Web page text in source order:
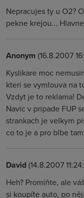
Nepracujes ty u O2?
pekne krejou...
Anonym (16.8.2007
Kyslikare moc
kteri se vymlouva na
Vzdyt je to reklama!
Navic v pripade FUP
strankach je velkym
co to je a pro blbe
David(14.8.2007
Heh? Promiňte, ale
si koupíte auto, po